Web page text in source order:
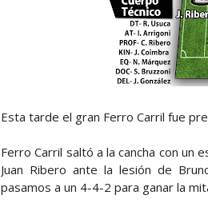
Esta tarde el gran Ferro Carril fue
Ferro Carril saltó a la cancha con un
Juan Ribero ante la lesión de
pasamos a un 4-4-2 para ganar la